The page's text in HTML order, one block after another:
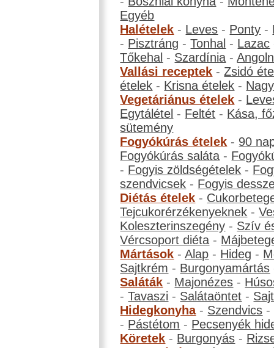
Egyéb
Halételek - Leves - Ponty -
- Pisztráng -Tonhal - Lazac
Tőkehal - Szardínia -
Vallási receptek -Zsidó
ételek - Krisna ételek -
Vegetáriánus ételek -
Egytálétel - Feltét - Kása,
sütemény
Fogyókúrás ételek - 90
Fogyókúrás saláta -
- Fogyis zöldségételek -
szendvicsek - Fogyis
Diétás ételek -
Tejcukorérzékenyeknek -
Koleszterinszegény - Szív
Vércsoport diéta -
Mártások -Alap - Hideg -
Sajtkrém - Burgonyamártás
Saláták - Majonézes -
-Tavaszi - Salátaöntet -
Hidegkonyha- Szendvics -
- Pástétom - Pecsenyék
Köretek - Burgonyás -